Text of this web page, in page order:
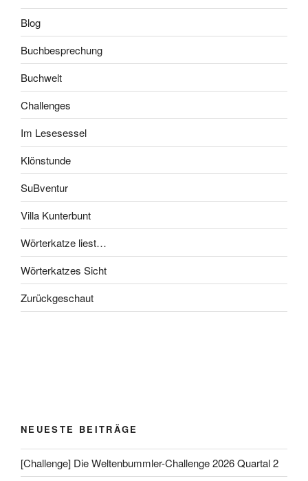
Blog
Buchbesprechung
Buchwelt
Challenges
Im Lesesessel
Klönstunde
SuBventur
Villa Kunterbunt
Wörterkatze liest…
Wörterkatzes Sicht
Zurückgeschaut
NEUESTE BEITRÄGE
[Challenge] Die Weltenbummler-Challenge 2026 Quartal 2